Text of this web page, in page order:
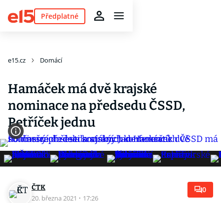
Předplatné
e15.cz Domácí
Hamáček má dvě krajské
nominace na předsedu ČSSD,
Petříček jednu
ČTK
20. března 2021 · 17:26
0